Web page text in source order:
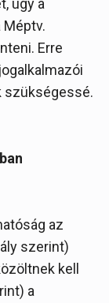
Erre
szükségessé.
az
szerint)
kell
a